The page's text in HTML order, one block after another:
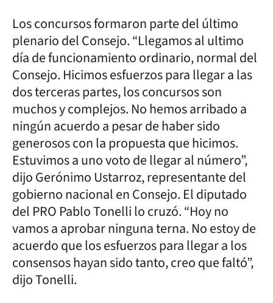
Los concursos formaron parte del último
plenario del Consejo. “Llegamos al ultimo
día de funcionamiento ordinario, normal del
Consejo. Hicimos esfuerzos para llegar a las
dos terceras partes, los concursos son
muchos y complejos. No hemos arribado a
ningún acuerdo a pesar de haber sido
generosos con la propuesta que hicimos.
Estuvimos a uno voto de llegar al número”,
dijo Gerónimo Ustarroz, representante del
gobierno nacional en Consejo. El diputado
del PRO Pablo Tonelli lo cruzó. “Hoy no
vamos a aprobar ninguna terna. No estoy de
acuerdo que los esfuerzos para llegar a los
consensos hayan sido tanto, creo que faltó”,
dijo Tonelli.